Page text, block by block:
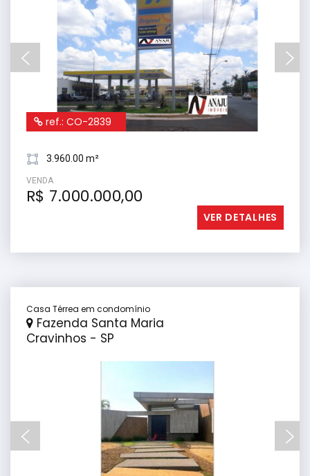
ref.: CO-2839
3.960.00 m²
VENDA
R$ 7.000.000,00
VER DETALHES
Casa Térrea em condomínio
Fazenda Santa Maria
Cravinhos - SP